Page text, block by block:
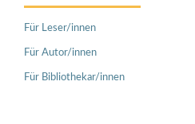
Für Leser/innen
Für Autor/innen
Für Bibliothekar/innen